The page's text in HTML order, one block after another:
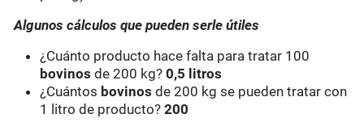
Algunos cálculos que pueden serle útiles
¿Cuánto producto hace falta para tratar 100
bovinos de 200 kg? 0,5 litros
¿Cuántos bovinos de 200 kg se pueden tratar con
1 litro de producto?200